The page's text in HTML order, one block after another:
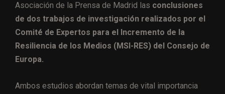
Asociación de la Prensa de Madrid las conclusiones
de dos trabajos de investigación realizados por el
Comité de Expertos para el Incremento de la
Resiliencia de los Medios (MSI-RES) del Consejo de
Europa.
Ambos estudios abordan temas de vital importancia